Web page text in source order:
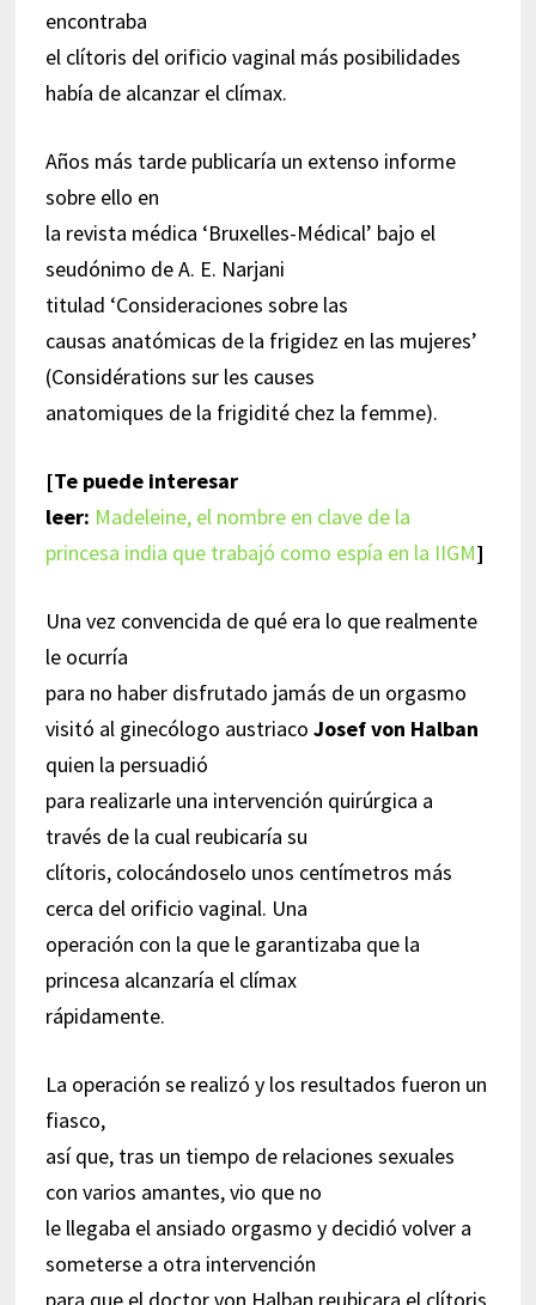
encontraba
el clítoris del orificio vaginal más posibilidades
había de alcanzar el clímax.
Años más tarde publicaría un extenso informe
sobre ello en
la revista médica ‘Bruxelles-Médical’ bajo el
seudónimo de A. E. Narjani
titulad ‘Consideraciones sobre las
causas anatómicas de la frigidez en las mujeres’
(Considérations sur les causes
anatomiques de la frigidité chez la femme).
[Te puede interesar
leer: Madeleine, el nombre en clave de la
princesa india que trabajó como espía en la IIGM]
Una vez convencida de qué era lo que realmente
le ocurría
para no haber disfrutado jamás de un orgasmo
visitó al ginecólogo austriaco Josef von Halban
quien la persuadió
para realizarle una intervención quirúrgica a
través de la cual reubicaría su
clítoris, colocándoselo unos centímetros más
cerca del orificio vaginal. Una
operación con la que le garantizaba que la
princesa alcanzaría el clímax
rápidamente.
La operación se realizó y los resultados fueron un
fiasco,
así que, tras un tiempo de relaciones sexuales
con varios amantes, vio que no
le llegaba el ansiado orgasmo y decidió volver a
someterse a otra intervención